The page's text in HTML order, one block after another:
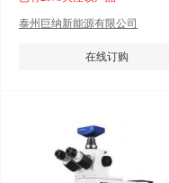
泰州巨纳新能源有限公司
在线订购